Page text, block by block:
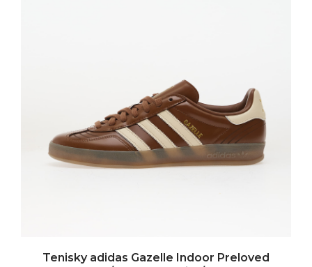
Tenisky adidas Gazelle Indoor Preloved